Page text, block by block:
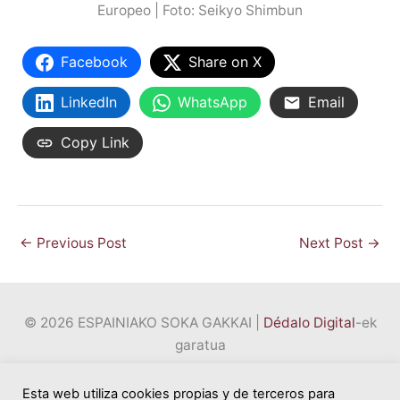
Europeo | Foto: Seikyo Shimbun
Facebook Share on X
LinkedIn WhatsApp Email
Copy Link
← Previous Post Next Post →
© 2026 ESPAINIAKO SOKA GAKKAI | Dédalo Digital-ek
garatua
Esta web utiliza cookies propias y de terceros para